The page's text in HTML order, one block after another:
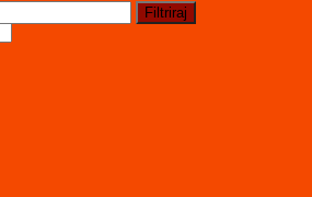
Filtriraj